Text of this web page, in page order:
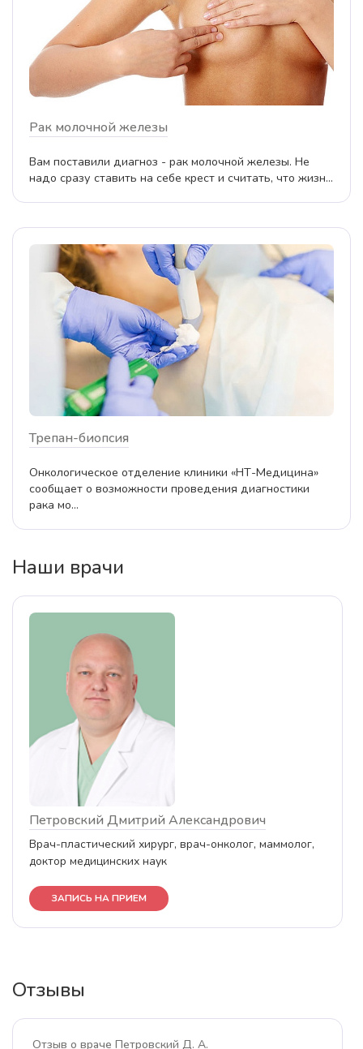
Рак молочной железы
Вам поставили диагноз - рак молочной железы. Не
надо сразу ставить на себе крест и считать, что жизн...
Трепан-биопсия
Онкологическое отделение клиники «НТ-Медицина»
сообщает о возможности проведения диагностики
рака мо...
Наши врачи
Петровский Дмитрий Александрович
Врач-пластический хирург, врач-онколог, маммолог,
доктор медицинских наук
ЗАПИСЬ НА ПРИЕМ
Отзывы
Отзыв о враче Петровский Д. А.